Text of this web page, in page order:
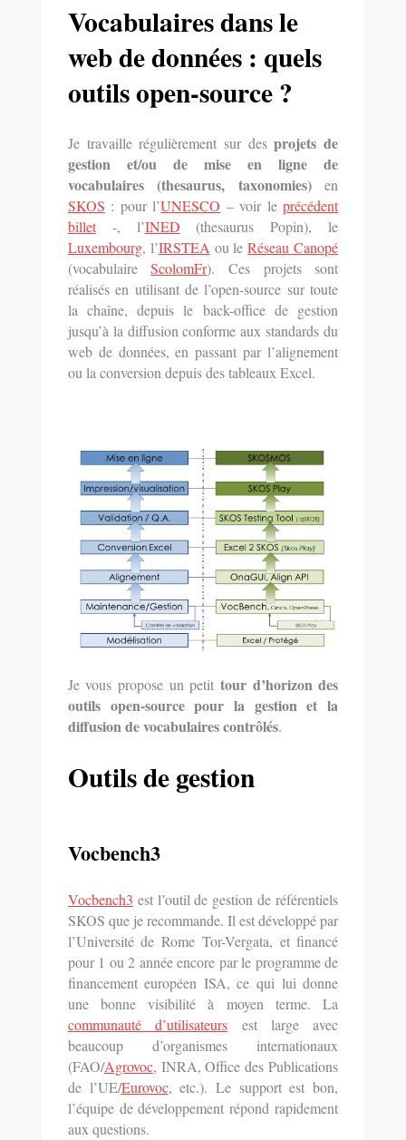
Vocabulaires dans le
web de données : quels
outils open-source ?
Je travaille régulièrement sur desprojets de
gestion et/ou de mise en ligne de
vocabulaires (thesaurus, taxonomies)en
SKOS : pour l’UNESCO – voir leprécédent
billet-, l’INED (thesaurus Popin), le
Luxembourg, l’IRSTEA ou leRéseau Canopé
(vocabulaireScolomFr). Ces projets sont
réalisés en utilisant de l’open-source sur toute
la chaîne, depuis le back-office de gestion
jusqu’à la diffusion conforme aux standards du
web de données, en passant par l’alignement
ou la conversion depuis des tableaux Excel.
Je vous propose un petit tour d’horizon des
outils open-source pour la gestion et la
diffusion de vocabulaires contrôlés.
Outils de gestion
Vocbench3
Vocbench3 est l’outil de gestion de référentiels
SKOS que je recommande. Il est développé par
l’Université de Rome Tor-Vergata, et financé
pour 1 ou 2 année encore par le programme de
financement européen ISA, ce qui lui donne
une bonne visibilité à moyen terme. La
communauté d’utilisateurs est large avec
beaucoup d’organismes internationaux
(FAO/Agrovoc, INRA, Office des Publications
de l’UE/Eurovoc, etc.). Le support est bon,
l’équipe de développement répond rapidement
aux questions.